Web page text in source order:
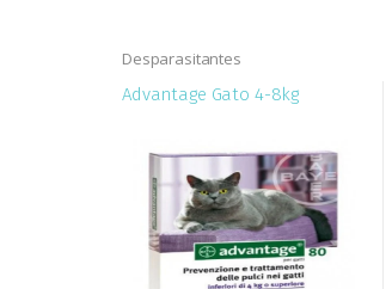
Desparasitantes
Advantage Gato 4-8kg